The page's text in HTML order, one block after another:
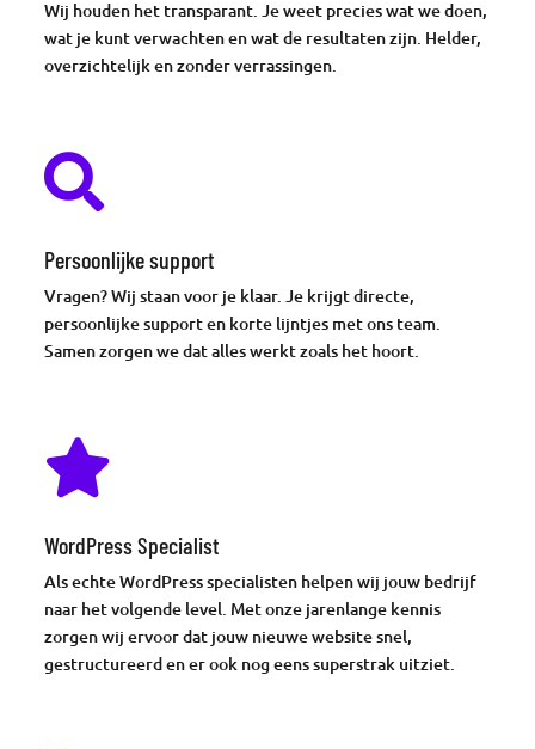
Wij houden het transparant. Je weet precies wat we doen,
wat je kunt verwachten en wat de resultaten zijn. Helder,
overzichtelijk en zonder verrassingen.

Persoonlijke support
Vragen? Wij staan voor je klaar. Je krijgt directe,
persoonlijke support en korte lijntjes met ons team.
Samen zorgen we dat alles werkt zoals het hoort.

WordPress Specialist
Als echte WordPress specialisten helpen wij jouw bedrijf
naar het volgende level. Met onze jarenlange kennis
zorgen wij ervoor dat jouw nieuwe website snel,
gestructureerd en er ook nog eens superstrak uitziet.